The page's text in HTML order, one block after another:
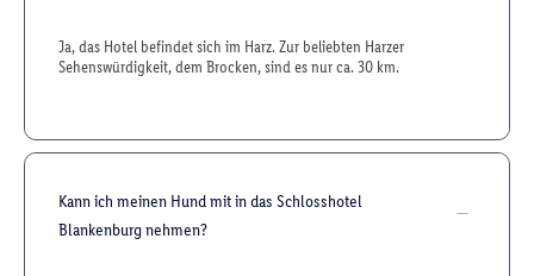
Ja, das Hotel befindet sich im Harz. Zur beliebten Harzer
Sehenswürdigkeit, dem Brocken, sind es nur ca. 30 km.
Kann ich meinen Hund mit in das Schlosshotel
Blankenburg nehmen?